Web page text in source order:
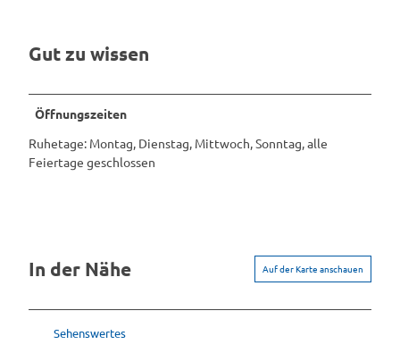
Gut zu wissen
Öffnungszeiten
Ruhetage: Montag, Dienstag, Mittwoch, Sonntag, alle
Feiertage geschlossen
In der Nähe Auf der Karte anschauen
Sehenswertes